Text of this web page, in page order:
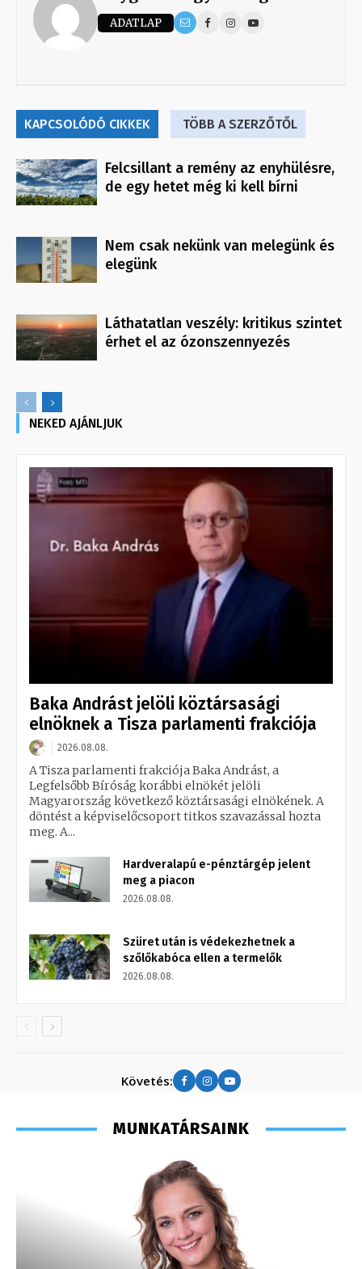
ADATLAP
KAPCSOLÓDÓ CIKKEK TÖBB A SZERZŐTŐL
Felcsillant a remény az enyhülésre,
de egy hetet még ki kell bírni
Nem csak nekünk van melegünk és
elegünk
Láthatatlan veszély: kritikus szintet
érhet el az ózonszennyezés
NEKED AJÁNLJUK
Baka Andrást jelöli köztársasági
elnöknek a Tisza parlamenti frakciója
2026.08.08.
A Tisza parlamenti frakciója Baka Andrást, a
Legfelsőbb Bíróság korábbi elnökét jelöli
Magyarország következő köztársasági elnökének. A
döntést a képviselőcsoport titkos szavazással hozta
meg. A...
Hardveralapú e-pénztárgép jelent
meg a piacon
2026.08.08.
Szüret után is védekezhetnek a
szőlőkabóca ellen a termelők
2026.08.08.
Követés:
MUNKATÁRSAINK